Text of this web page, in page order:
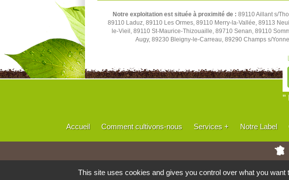
Notre exploitation est située à proximité de : 89110 Aillant s/
89110 Laduz, 89110 Les Ormes, 89110 Merry-la-Vallée, 89113
le-Vieil, 89110 St-Maurice-Thizouaille, 89710 Senan, 89110
Augy, 89230 Bleigny-le-Carreau, 89290 Champs s/
"
Accueil Comment cultivons-nous Services + Notre Label
This site uses cookies and gives you control over what you want